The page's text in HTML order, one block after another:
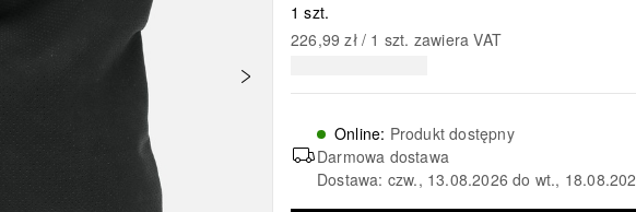
1 szt.
226,99 zł / 1 szt. zawiera VAT
Online: Produkt dostępny
Darmowa dostawa
Dostawa: czw., 13.08.2026 do wt.,